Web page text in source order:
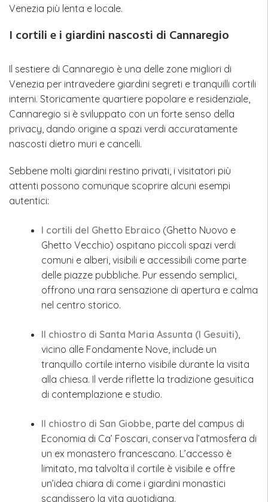
Venezia più lenta e locale.
I cortili e i giardini nascosti di Cannaregio
Il sestiere di Cannaregio è una delle zone migliori di
Venezia per intravedere giardini segreti e tranquilli cortili
interni. Storicamente quartiere popolare e residenziale,
Cannaregio si è sviluppato con un forte senso della
privacy, dando origine a spazi verdi accuratamente
nascosti dietro muri e cancelli.
Sebbene molti giardini restino privati, i visitatori più
attenti possono comunque scoprire alcuni esempi
autentici:
I cortili del Ghetto Ebraico (Ghetto Nuovo e
Ghetto Vecchio) ospitano piccoli spazi verdi
comuni e alberi, visibili e accessibili come parte
delle piazze pubbliche. Pur essendo semplici,
offrono una rara sensazione di apertura e calma
nel centro storico.
Il chiostro di Santa Maria Assunta (I Gesuiti),
vicino alle Fondamente Nove, include un
tranquillo cortile interno visibile durante la visita
alla chiesa. Il verde riflette la tradizione gesuitica
di contemplazione e studio.
Il chiostro di San Giobbe, parte del campus di
Economia di Ca’ Foscari, conserva l’atmosfera di
un ex monastero francescano. L’accesso è
limitato, ma talvolta il cortile è visibile e offre
un’idea chiara di come i giardini monastici
scandissero la vita quotidiana.